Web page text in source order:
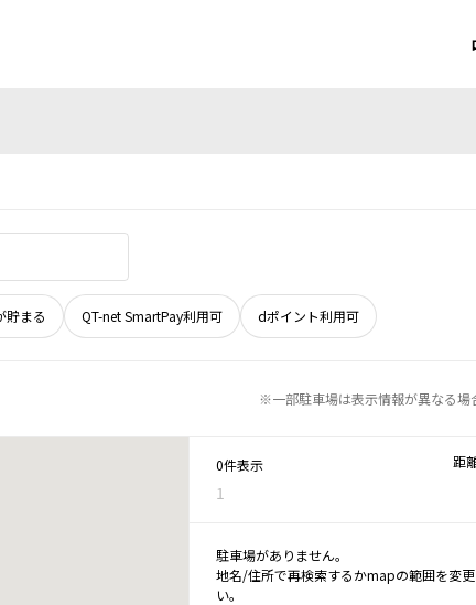
貯まる QT-net SmartPay利用可 dポイント利用可
※一部駐車場は表示情報が異なる場
0件表示
1
距
駐車場がありません。
地名/住所で再検索するかmapの範囲を変
い。